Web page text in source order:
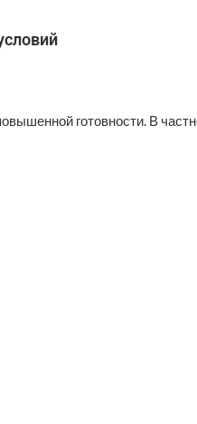
готовности. В